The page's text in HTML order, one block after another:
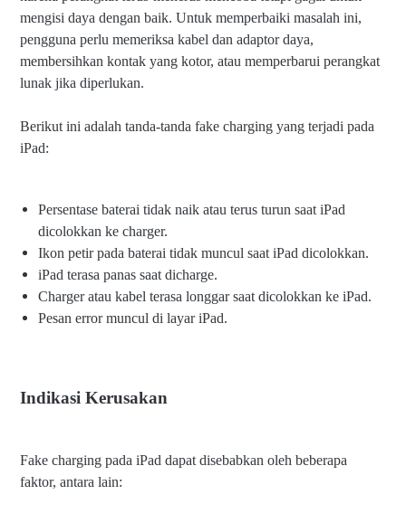
mengisi daya dengan baik. Untuk memperbaiki masalah ini,
pengguna perlu memeriksa kabel dan adaptor daya,
membersihkan kontak yang kotor, atau memperbarui perangkat
lunak jika diperlukan.
Berikut ini adalah tanda-tanda fake charging yang terjadi pada
iPad:
Persentase baterai tidak naik atau terus turun saat iPad
dicolokkan ke charger.
Ikon petir pada baterai tidak muncul saat iPad dicolokkan.
iPad terasa panas saat dicharge.
Charger atau kabel terasa longgar saat dicolokkan ke iPad.
Pesan error muncul di layar iPad.
Indikasi Kerusakan
Fake charging pada iPad dapat disebabkan oleh beberapa
faktor, antara lain: